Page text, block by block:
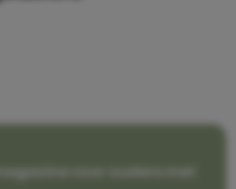
voor ouders met